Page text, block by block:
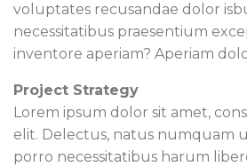
voluptates recusandae dolor
necessitatibus praesentium
inventore aperiam? Aperiam
Project Strategy
Lorem ipsum dolor sit amet,
elit. Delectus, natus numquam
porro necessitatibus harum